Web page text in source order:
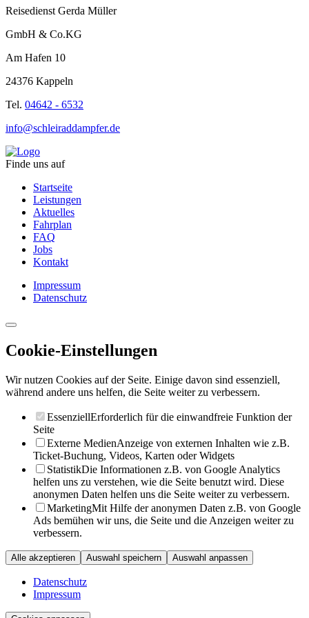
Reisedienst Gerda Müller
GmbH & Co.KG
Am Hafen 10
24376 Kappeln
Tel. 04642 - 6532
info@schleiraddampfer.de
Finde uns auf
Startseite
Leistungen
Aktuelles
Fahrplan
FAQ
Jobs
Kontakt
Impressum
Datenschutz
Cookie-Einstellungen
Wir nutzen Cookies auf der Seite. Einige davon sind essenziell,
während andere uns helfen, die Seite weiter zu verbessern.
EssenziellErforderlich für die einwandfreie Funktion der
Seite
Externe MedienAnzeige von externen Inhalten wie z.B.
Ticket-Buchung, Videos, Karten oder Widgets
StatistikDie Informationen z.B. von Google Analytics
helfen uns zu verstehen, wie die Seite benutzt wird. Diese
anonymen Daten helfen uns die Seite weiter zu verbessern.
MarketingMit Hilfe der anonymen Daten z.B. von Google
Ads bemühen wir uns, die Seite und die Anzeigen weiter zu
verbessern.
Alle akzeptieren Auswahl speichern Auswahl anpassen
Datenschutz
Impressum